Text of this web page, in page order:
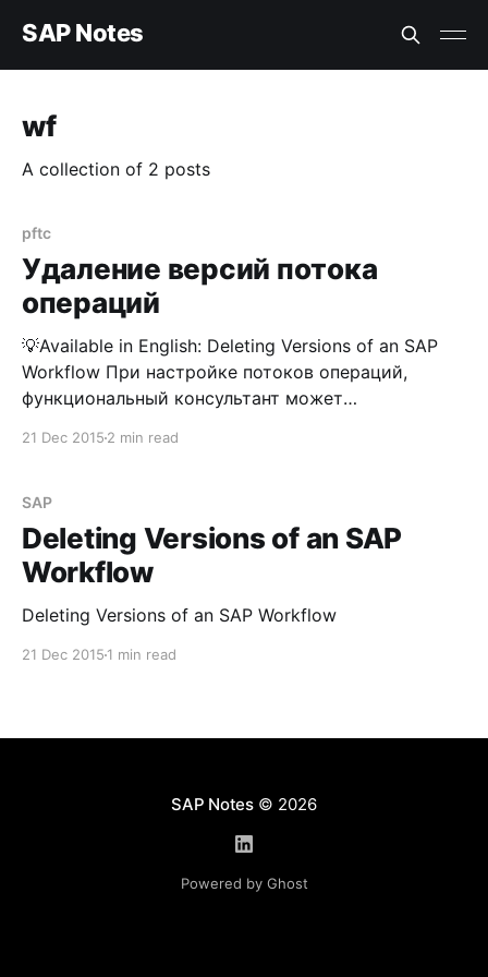
SAP Notes
wf
A collection of 2 posts
pftc
Удаление версий потока
операций
💡Available in English: Deleting Versions of an SAP
Workflow При настройке потоков операций,
функциональный консультант может
более раннюю версию. По завершению настройки,
может потребоваться выполнить удаление версий
потока операции, которые уже неактуальны. Если
с
21 Dec 2015 2 min read
SAP
Deleting Versions of an SAP
Workflow
Deleting Versions of an SAP Workflow
21 Dec 2015 1 min read
SAP Notes© 2026
Powered by Ghost